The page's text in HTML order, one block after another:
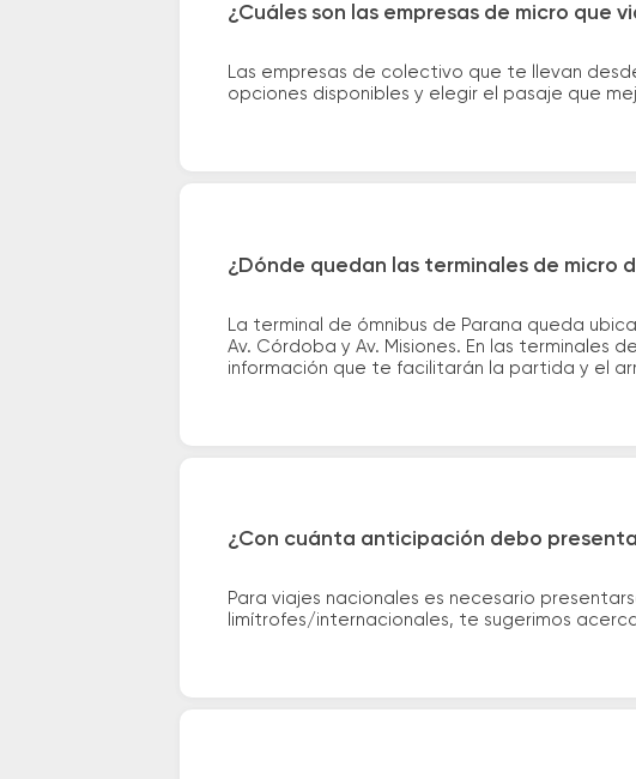
¿Cuáles son las empresas de micro que
Las empresas de colectivo que te llevan
opciones disponibles y elegir el pasaje que
¿Dónde quedan las terminales de micro
La terminal de ómnibus de Parana queda
Av. Córdoba y Av. Misiones. En las terminales
información que te facilitarán la partida y el
¿Con cuánta anticipación debo
Para viajes nacionales es necesario
limítrofes/internacionales, te sugerimos